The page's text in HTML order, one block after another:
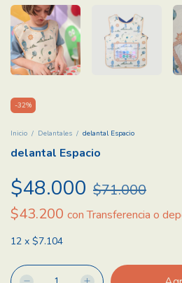
-32%
Inicio / Delantales / delantal Espacio
delantal Espacio
$48.000 $71.000
$43.200 con Transferencia o
12 x $7.104